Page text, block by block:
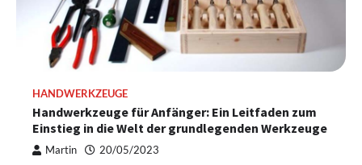
HANDWERKZEUGE
Handwerkzeuge für Anfänger: Ein Leitfaden zum
Einstieg in die Welt der grundlegenden Werkzeuge
Martin 20/05/2023